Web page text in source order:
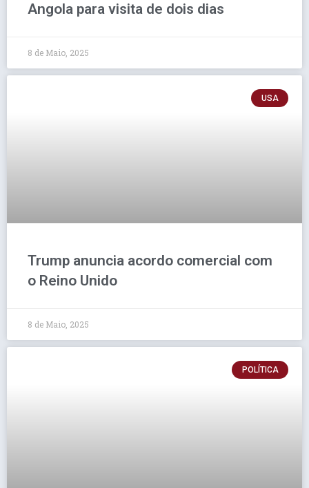
Angola para visita de dois dias
8 de Maio, 2025
USA
Trump anuncia acordo comercial com
o Reino Unido
8 de Maio, 2025
POLÍTICA